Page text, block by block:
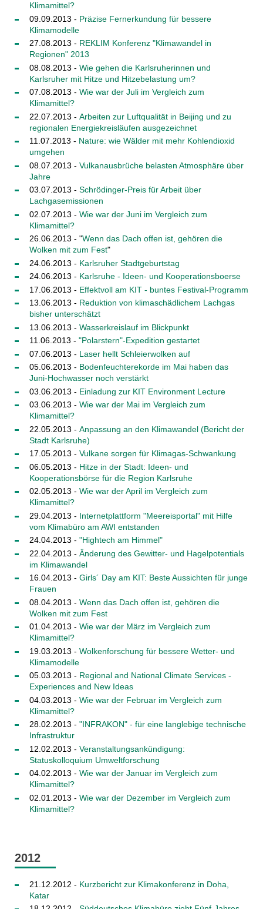
Klimamittel?
09.09.2013 - Präzise Fernerkundung für bessere
Klimamodelle
27.08.2013 - REKLIM Konferenz "Klimawandel in
Regionen" 2013
08.08.2013 - Wie gehen die Karlsruherinnen und
Karlsruher mit Hitze und Hitzebelastung um?
07.08.2013 - Wie war der Juli im Vergleich zum
Klimamittel?
22.07.2013 - Arbeiten zur Luftqualität in Beijing und zu
regionalen Energiekreisläufen ausgezeichnet
11.07.2013 - Nature: wie Wälder mit mehr Kohlendioxid
umgehen
08.07.2013 - Vulkanausbrüche belasten Atmosphäre über
Jahre
03.07.2013 - Schrödinger-Preis für Arbeit über
Lachgasemissionen
02.07.2013 - Wie war der Juni im Vergleich zum
Klimamittel?
26.06.2013 - "Wenn das Dach offen ist, gehören die
Wolken mit zum Fest"
24.06.2013 - Karlsruher Stadtgeburtstag
24.06.2013 - Karlsruhe - Ideen- und Kooperationsboerse
17.06.2013 - Effektvoll am KIT - buntes Festival-Programm
13.06.2013 - Reduktion von klimaschädlichem Lachgas
bisher unterschätzt
13.06.2013 - Wasserkreislauf im Blickpunkt
11.06.2013 - "Polarstern"-Expedition gestartet
07.06.2013 - Laser hellt Schleierwolken auf
05.06.2013 - Bodenfeuchterekorde im Mai haben das
Juni-Hochwasser noch verstärkt
03.06.2013 - Einladung zur KIT Environment Lecture
03.06.2013 - Wie war der Mai im Vergleich zum
Klimamittel?
22.05.2013 - Anpassung an den Klimawandel (Bericht der
Stadt Karlsruhe)
17.05.2013 - Vulkane sorgen für Klimagas-Schwankung
06.05.2013 - Hitze in der Stadt: Ideen- und
Kooperationsbörse für die Region Karlsruhe
02.05.2013 - Wie war der April im Vergleich zum
Klimamittel?
29.04.2013 - Internetplattform "Meereisportal" mit Hilfe
vom Klimabüro am AWI entstanden
24.04.2013 - "Hightech am Himmel"
22.04.2013 - Änderung des Gewitter- und Hagelpotentials
im Klimawandel
16.04.2013 - Girls´ Day am KIT: Beste Aussichten für junge
Frauen
08.04.2013 - Wenn das Dach offen ist, gehören die
Wolken mit zum Fest
01.04.2013 - Wie war der März im Vergleich zum
Klimamittel?
19.03.2013 - Wolkenforschung für bessere Wetter- und
Klimamodelle
05.03.2013 - Regional and National Climate Services -
Experiences and New Ideas
04.03.2013 - Wie war der Februar im Vergleich zum
Klimamittel?
28.02.2013 - "INFRAKON" - für eine langlebige technische
Infrastruktur
12.02.2013 - Veranstaltungsankündigung:
Statuskolloquium Umweltforschung
04.02.2013 - Wie war der Januar im Vergleich zum
Klimamittel?
02.01.2013 - Wie war der Dezember im Vergleich zum
Klimamittel?
2012
21.12.2012 - Kurzbericht zur Klimakonferenz in Doha,
Katar